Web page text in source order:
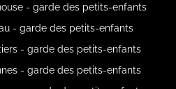
- garde des petits-enfants
- garde des petits-enfants
- garde des petits-enfants
- garde des petits-enfants